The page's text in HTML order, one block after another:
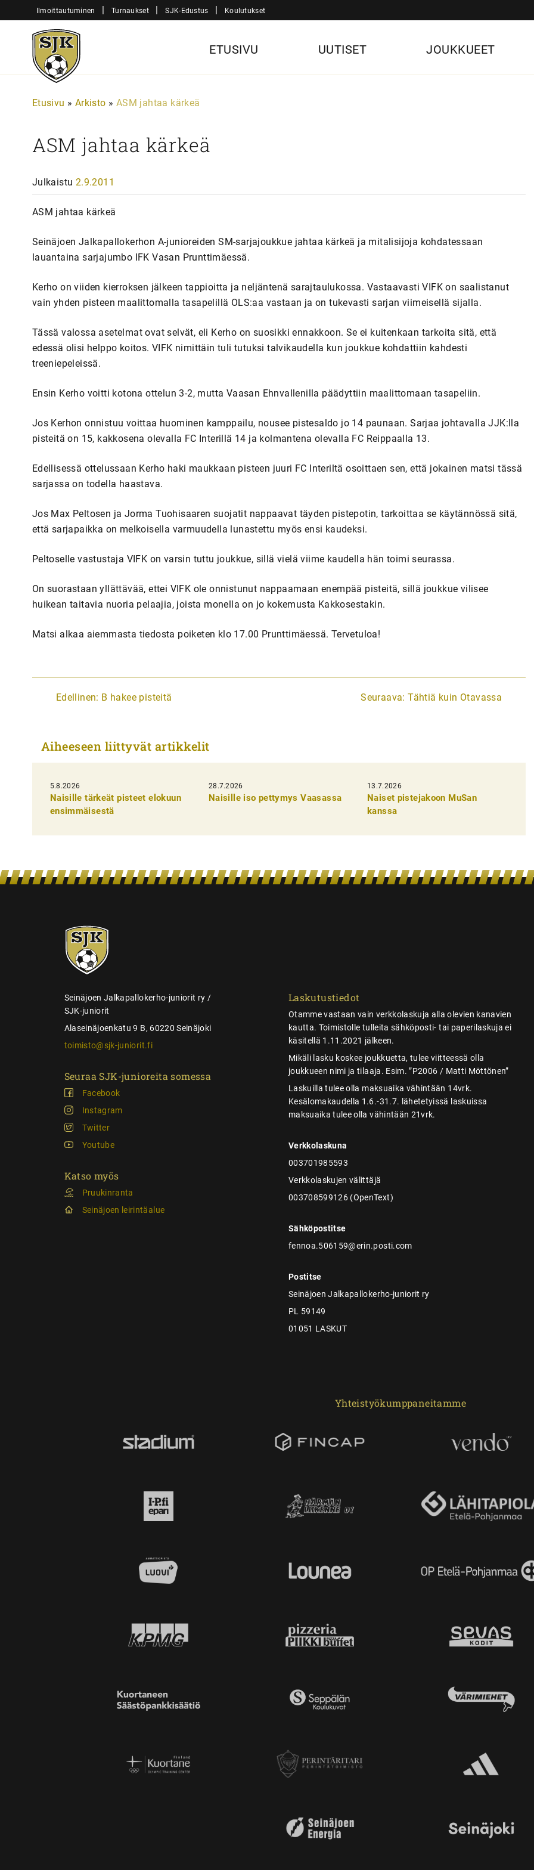
sisältöön
Ilmoittautuminen | Turnaukset | SJK-Edustus | Koulutukset
Sjk-
Juniorit
ETUSIVU UUTISET JOUKKUEET
Etusivu » Arkisto » ASM jahtaa kärkeä
ASM jahtaa kärkeä
Julkaistu 2.9.2011
ASM jahtaa kärkeä
Seinäjoen Jalkapallokerhon A-junioreiden SM-sarjajoukkue jahtaa kärkeä ja mitalisijoja kohdatessaan
lauantaina sarjajumbo IFK Vasan Prunttimäessä.
Kerho on viiden kierroksen jälkeen tappioitta ja neljäntenä sarajtaulukossa. Vastaavasti VIFK on saalistanut
vain yhden pisteen maalittomalla tasapelillä OLS:aa vastaan ja on tukevasti sarjan viimeisellä sijalla.
Tässä valossa asetelmat ovat selvät, eli Kerho on suosikki ennakkoon. Se ei kuitenkaan tarkoita sitä, että
edessä olisi helppo koitos. VIFK nimittäin tuli tutuksi talvikaudella kun joukkue kohdattiin kahdesti
treeniepeleissä.
Ensin Kerho voitti kotona ottelun 3-2, mutta Vaasan Ehnvallenilla päädyttiin maalittomaan tasapeliin.
Jos Kerhon onnistuu voittaa huominen kamppailu, nousee pistesaldo jo 14 paunaan. Sarjaa johtavalla JJK:lla
pisteitä on 15, kakkosena olevalla FC Interillä 14 ja kolmantena olevalla FC Reippaalla 13.
Edellisessä ottelussaan Kerho haki maukkaan pisteen juuri FC Interiltä osoittaen sen, että jokainen matsi tässä
sarjassa on todella haastava.
Jos Max Peltosen ja Jorma Tuohisaaren suojatit nappaavat täyden pistepotin, tarkoittaa se käytännössä sitä,
että sarjapaikka on melkoisella varmuudella lunastettu myös ensi kaudeksi.
Peltoselle vastustaja VIFK on varsin tuttu joukkue, sillä vielä viime kaudella hän toimi seurassa.
On suorastaan yllättävää, ettei VIFK ole onnistunut nappaamaan enempää pisteitä, sillä joukkue vilisee
huikean taitavia nuoria pelaajia, joista monella on jo kokemusta Kakkosestakin.
Matsi alkaa aiemmasta tiedosta poiketen klo 17.00 Prunttimäessä. Tervetuloa!
A
i
k
e
n
Edellinen: B hakee pisteitä Seuraava: Tähtiä kuin Otavassa
Aiheeseen liittyvät artikkelit
5.8.2026
Naisille tärkeät pisteet elokuun
ensimmäisestä
28.7.2026
Naisille iso pettymys Vaasassa
13.7.2026
Naiset pistejakoon MuSan
kanssa
SJK-
juniorit
Seinäjoen Jalkapallokerho-juniorit ry /
SJK-juniorit
Alaseinäjoenkatu 9 B, 60220 Seinäjoki
toimisto@sjk-juniorit.fi
Seuraa SJK-junioreita somessa
Facebook
Instagram
Twitter
Youtube
Katso myös
Pruukinranta
Seinäjoen leirintäalue
Laskutustiedot
Otamme vastaan vain verkkolaskuja alla olevien kanavien
kautta. Toimistolle tulleita sähköposti- tai paperilaskuja ei
käsitellä 1.11.2021 jälkeen.
Mikäli lasku koskee joukkuetta, tulee viitteessä olla
joukkueen nimi ja tilaaja. Esim. ”P2006 / Matti Möttönen”
Laskuilla tulee olla maksuaika vähintään 14vrk.
Kesälomakaudella 1.6.-31.7. lähetetyissä laskuissa
maksuaika tulee olla vähintään 21vrk.
Verkkolaskuna
003701985593
Verkkolaskujen välittäjä
003708599126 (OpenText)
Sähköpostitse
fennoa.506159@erin.posti.com
Postitse
Seinäjoen Jalkapallokerho-juniorit ry
PL 59149
01051 LASKUT
Yhteistyökumppaneitamme